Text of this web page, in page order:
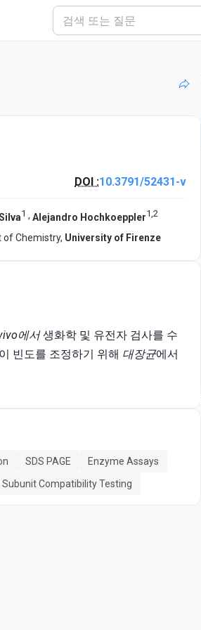
DOI :10.3791/52431-v
1 , Alejandro Hochkoeppler1,2
of Chemistry, University of Firenze
에서생화학 및 유전자 검사를 수
빈도를 조정하기 위해 대장균에서
SDS PAGE
Enzyme Assays
Subunit Compatibility Testing